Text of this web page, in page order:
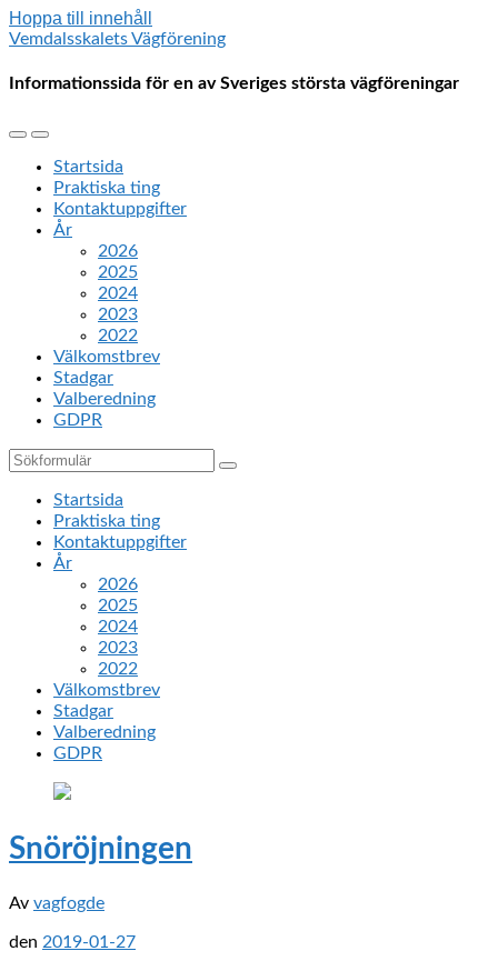
Hoppa till innehåll
Vemdalsskalets Vägförening
Informationssida för en av Sveriges största vägföreningar
Slå
mobilmenyn
Slå
på/av
sökfältet
Startsida
Praktiska ting
Kontaktuppgifter
År
2026
2025
2024
2023
2022
Välkomstbrev
Stadgar
Valberedning
GDPR
Sök
Startsida
Praktiska ting
Kontaktuppgifter
År
2026
2025
2024
2023
2022
Välkomstbrev
Stadgar
Valberedning
GDPR
Snöröjningen
Av vagfogde
den 2019-01-27